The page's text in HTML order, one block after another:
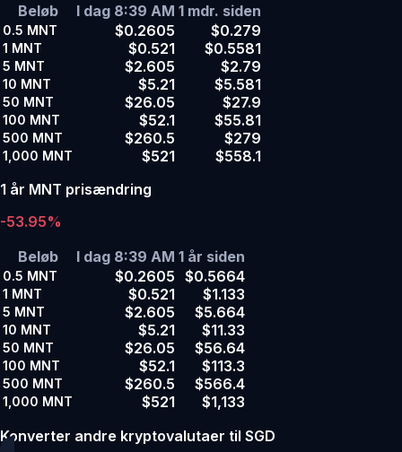
Beløb
I dag 8:39 AM 1 mdr. siden
0.5 MNT $0.2605 $0.279
1 MNT $0.521 $0.5581
5 MNT $2.605 $2.79
10 MNT $5.21 $5.581
50 MNT $26.05 $27.9
100 MNT $52.1 $55.81
500 MNT $260.5 $279
1,000 MNT $521
$558.1
1 år MNT prisændring
-53.95%
Beløb
I dag 8:39 AM 1 år siden
0.5 MNT $0.2605 $0.5664
1 MNT $0.521 $1.133
5 MNT $2.605 $5.664
10 MNT $5.21 $11.33
50 MNT $26.05 $56.64
100 MNT $52.1 $113.3
500 MNT $260.5 $566.4
1,000 MNT $521
$1,133
Konverter andre kryptovalutaer til SGD